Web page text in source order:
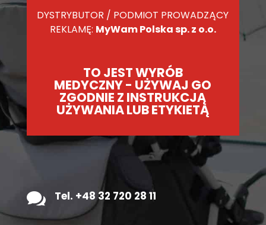
DYSTRYBUTOR / PODMIOT PROWADZĄCY
REKLAMĘ: MyWam Polska sp. z o.o.
TO JEST WYRÓB
MEDYCZNY - UŻYWAJ GO
ZGODNIE Z INSTRUKCJĄ
UŻYWANIA LUB ETYKIETĄ
 Tel. +48 32 720 28 11